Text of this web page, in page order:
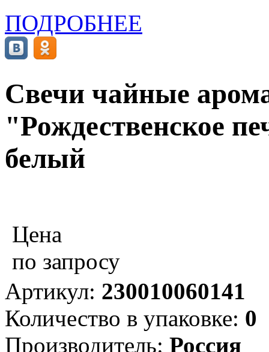
ПОДРОБНЕЕ
Свечи чайные
"Рождественское
белый
Цена
по запросу
Артикул: 230010060141
Количество в упаковке: 0
Производитель: Россия